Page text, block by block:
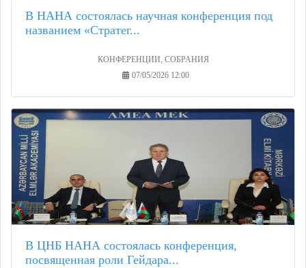
В НАНА состоялась научная конференция под
названием «Стратег...
КОНФЕРЕНЦИИ, СОБРАНИЯ
07/05/2026 12:00
В ЦНБ НАНА состоялась конференция,
посвященная роли Гейдара...